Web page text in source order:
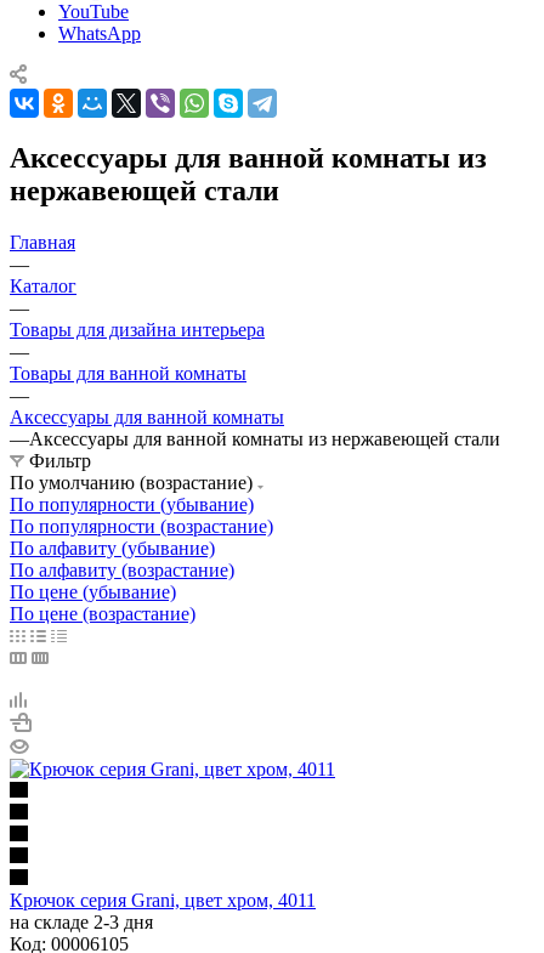
YouTube
WhatsApp
Аксессуары для ванной комнаты из
нержавеющей стали
Главная
—
Каталог
—
Товары для дизайна интерьера
—
Товары для ванной комнаты
—
Аксессуары для ванной комнаты
—Аксессуары для ванной комнаты из нержавеющей стали
Фильтр
По умолчанию (возрастание)
По популярности (убывание)
По популярности (возрастание)
По алфавиту (убывание)
По алфавиту (возрастание)
По цене (убывание)
По цене (возрастание)
Крючок серия Grani, цвет хром, 4011
на складе 2-3 дня
Код: 00006105